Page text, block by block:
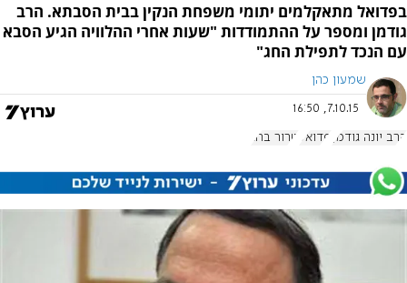
בפדואל מתאקלמים יתומי משפחת הנקין בבית הסבתא. הרב
גודמן ומספר על ההתמודדות "שעות אחרי ההלוויה הגיע הסבא
עם הנכד לתפילת החג"
שמעון כהן
7.10.15, 16:50
הרב יונה גודמן פדואל טרור בחג